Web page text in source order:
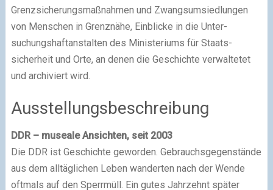
Grenz­sicherungs­maßnahmen und Zwangs­umsied­lungen
von Menschen in Grenz­nähe, Einblicke in die Unter­
suchungs­haft­anstalten des Ministeriums für Staats­
sicherheit und Orte, an denen die Geschichte ver­waltetet
und archiviert wird.
Ausstellungsbeschreibung
DDR – museale Ansichten, seit 2003
Die DDR ist Geschichte geworden. Gebrauchsgegenstände
aus dem alltäglichen Leben wanderten nach der Wende
oftmals auf den Sperrmüll. Ein gutes Jahrzehnt später